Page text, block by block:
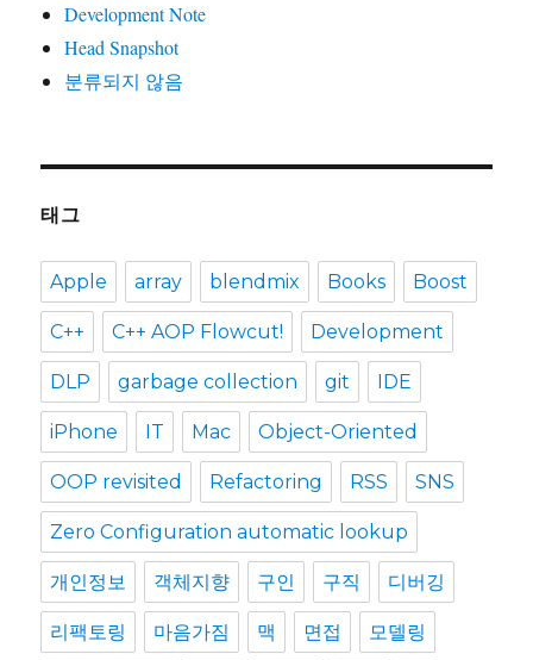
Development Note
Head Snapshot
분류되지 않음
태그
Apple array blendmix Books Boost
C++ C++ AOP Flowcut! Development
DLP garbage collection git IDE
iPhone IT Mac Object-Oriented
OOP revisited Refactoring RSS SNS
Zero Configuration automatic lookup
개인정보 객체지향 구인 구직 디버깅
리팩토링 마음가짐 맥 면접 모델링